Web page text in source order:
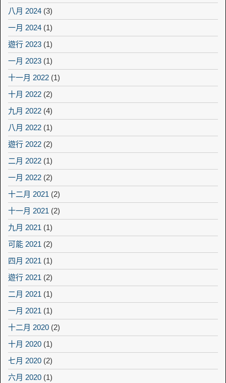
八月 2024 (3)
一月 2024 (1)
遊行 2023 (1)
一月 2023 (1)
十一月 2022 (1)
十月 2022 (2)
九月 2022 (4)
八月 2022 (1)
遊行 2022 (2)
二月 2022 (1)
一月 2022 (2)
十二月 2021 (2)
十一月 2021 (2)
九月 2021 (1)
可能 2021 (2)
四月 2021 (1)
遊行 2021 (2)
二月 2021 (1)
一月 2021 (1)
十二月 2020 (2)
十月 2020 (1)
七月 2020 (2)
六月 2020 (1)